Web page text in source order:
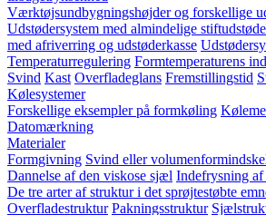
Værktøjsundbygningshøjder og forskellige
Udstødersystem med almindelige
med afriverring og udstøderkasse
Temperaturregulering Formtemperaturens
Svind Kast Overfladeglans Fremstillingstid
Kølesystemer
Forskellige eksempler på formkøling
Datomærkning
Materialer
Formgivning Svind eller
Dannelse af den viskose sjæl Indefrysning
De tre arter af struktur i det sprøjtestøbte
Overfladestruktur Pakningsstruktur